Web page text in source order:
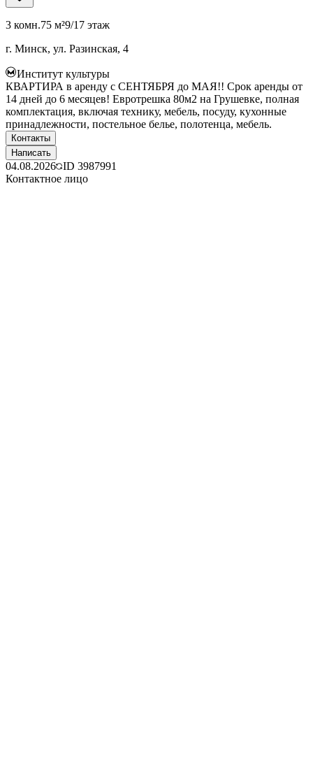
3 комн.75 м²9/17 этаж
г. Минск, ул. Разинская, 4
Институт культуры
КВАРТИРА в аренду с СЕНТЯБРЯ до МАЯ!! Срок аренды от
14 дней до 6 месяцев! Евротрешка 80м2 на Грушевке, полная
комплектация, включая технику, мебель, посуду, кухонные
принадлежности, постельное белье, полотенца, мебель.
Контакты
Написать
04.08.2026 ID 3987991
Контактное лицо